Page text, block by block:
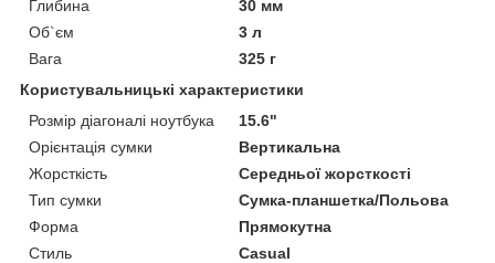
Глибина
30 мм
Об`єм
3 л
Вага
325 г
Користувальницькі характеристики
Розмір діагоналі ноутбука
15.6"
Орієнтація сумки
Вертикальна
Жорсткість
Середньої жорсткості
Тип сумки
Сумка-планшетка/Польова
Форма
Прямокутна
Стиль
Casual